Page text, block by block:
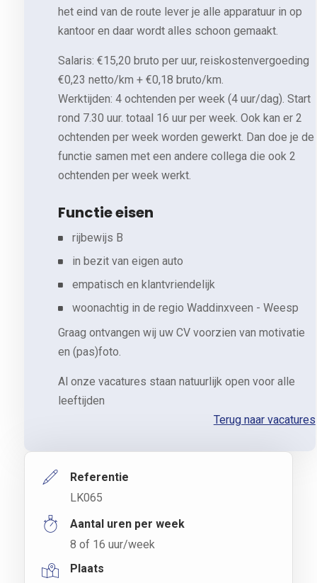
het eind van de route lever je alle apparatuur in op
kantoor en daar wordt alles schoon gemaakt.
Salaris: €15,20 bruto per uur, reiskostenvergoeding
€0,23 netto/km + €0,18 bruto/km.
Werktijden: 4 ochtenden per week (4 uur/dag). Start
rond 7.30 uur. totaal 16 uur per week. Ook kan er 2
ochtenden per week worden gewerkt. Dan doe je de
functie samen met een andere collega die ook 2
ochtenden per week werkt.
Functie eisen
rijbewijs B
in bezit van eigen auto
empatisch en klantvriendelijk
woonachtig in de regio Waddinxveen - Weesp
Graag ontvangen wij uw CV voorzien van motivatie
en (pas)foto.
Al onze vacatures staan natuurlijk open voor alle
leeftijden
Terug naar vacatures
Referentie
LK065
Aantal uren per week
8 of 16 uur/week
Plaats